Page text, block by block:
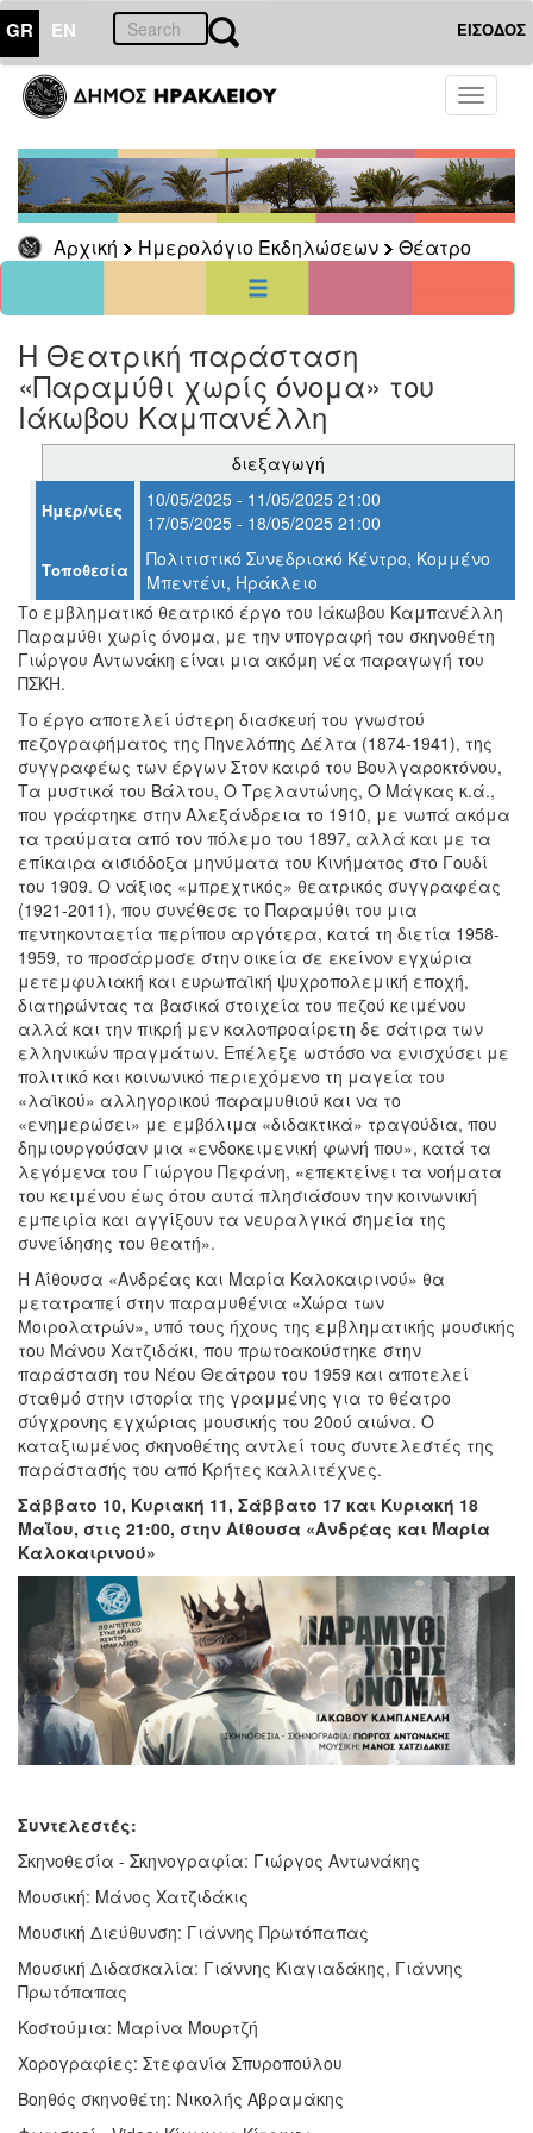
GR EN ΕΙΣΟΔΟΣ
Toggle
Αρχική Ημερολόγιο Εκδηλώσεων Θέατρο
18
Μάιος
2025
Κυρ Τρι Τετ Πεμ Παρ Σαβ
1 2
3
4
11
12 13 14 15 16
17
24
ΗΜΕΡΟΛΟΓΙΟ
ΕΚΔΗΛΩΣΕΩΝ
Θέατρο
ΤΟΠΟΣ
ΔΗΜΟΣ
ΠΟΛΙΤΙΣΜΟΣ
ΑΝΘΕΚΤΙΚΗ
ΠΟΛΗ
H Θεατρική παράσταση
«Παραμύθι χωρίς όνομα» του
Ιάκωβου Καμπανέλλη
διεξαγωγή
Ημερ/νίες
10/05/2025 - 11/05/2025 21:00
17/05/2025 - 18/05/2025 21:00
Τοποθεσία
Πολιτιστικό Συνεδριακό Κέντρο, Κομμένο
Μπεντένι, Ηράκλειο
Το εμβληματικό θεατρικό έργο του Ιάκωβου Καμπανέλλη
Παραμύθι χωρίς όνομα, με την υπογραφή του σκηνοθέτη
Γιώργου Αντωνάκη είναι μια ακόμη νέα παραγωγή του
ΠΣΚΗ.
Το έργο αποτελεί ύστερη διασκευή του γνωστού
πεζογραφήματος της Πηνελόπης Δέλτα (1874-1941), της
συγγραφέως των έργων Στον καιρό του Βουλγαροκτόνου,
Τα μυστικά του Βάλτου, Ο Τρελαντώνης, Ο Μάγκας κ.ά.,
που γράφτηκε στην Αλεξάνδρεια το 1910, με νωπά ακόμα
τα τραύματα από τον πόλεμο του 1897, αλλά και με τα
επίκαιρα αισιόδοξα μηνύματα του Κινήματος στο Γουδί
του 1909. Ο νάξιος «μπρεχτικός» θεατρικός συγγραφέας
(1921-2011), που συνέθεσε το Παραμύθι του μια
πεντηκονταετία περίπου αργότερα, κατά τη διετία 1958-
1959, το προσάρμοσε στην οικεία σε εκείνον εγχώρια
μετεμφυλιακή και ευρωπαϊκή ψυχροπολεμική εποχή,
διατηρώντας τα βασικά στοιχεία του πεζού κειμένου
αλλά και την πικρή μεν καλοπροαίρετη δε σάτιρα των
ελληνικών πραγμάτων. Επέλεξε ωστόσο να ενισχύσει με
πολιτικό και κοινωνικό περιεχόμενο τη μαγεία του
«λαϊκού» αλληγορικού παραμυθιού και να το
«ενημερώσει» με εμβόλιμα «διδακτικά» τραγούδια, που
δημιουργούσαν μια «ενδοκειμενική φωνή που», κατά τα
λεγόμενα του Γιώργου Πεφάνη, «επεκτείνει τα νοήματα
του κειμένου έως ότου αυτά πλησιάσουν την κοινωνική
εμπειρία και αγγίξουν τα νευραλγικά σημεία της
συνείδησης του θεατή».
Η Αίθουσα «Ανδρέας και Μαρία Καλοκαιρινού» θα
μετατραπεί στην παραμυθένια «Χώρα των
Μοιρολατρών», υπό τους ήχους της εμβληματικής μουσικής
του Μάνου Χατζιδάκι, που πρωτοακούστηκε στην
παράσταση του Νέου Θεάτρου του 1959 και αποτελεί
σταθμό στην ιστορία της γραμμένης για το θέατρο
σύγχρονης εγχώριας μουσικής του 20ού αιώνα. Ο
καταξιωμένος σκηνοθέτης αντλεί τους συντελεστές της
παράστασής του από Κρήτες καλλιτέχνες.
Σάββατο 10, Κυριακή 11, Σάββατο 17 και Κυριακή 18
Μαΐου, στις 21:00, στην Αίθουσα «Ανδρέας και Μαρία
Καλοκαιρινού»
Συντελεστές:
Σκηνοθεσία - Σκηνογραφία: Γιώργος Αντωνάκης
Μουσική: Μάνος Χατζιδάκις
Μουσική Διεύθυνση: Γιάννης Πρωτόπαπας
Μουσική Διδασκαλία: Γιάννης Κιαγιαδάκης, Γιάννης
Πρωτόπαπας
Κοστούμια: Μαρίνα Μουρτζή
Χορογραφίες: Στεφανία Σπυροπούλου
Βοηθός σκηνοθέτη: Νικολής Αβραμάκης